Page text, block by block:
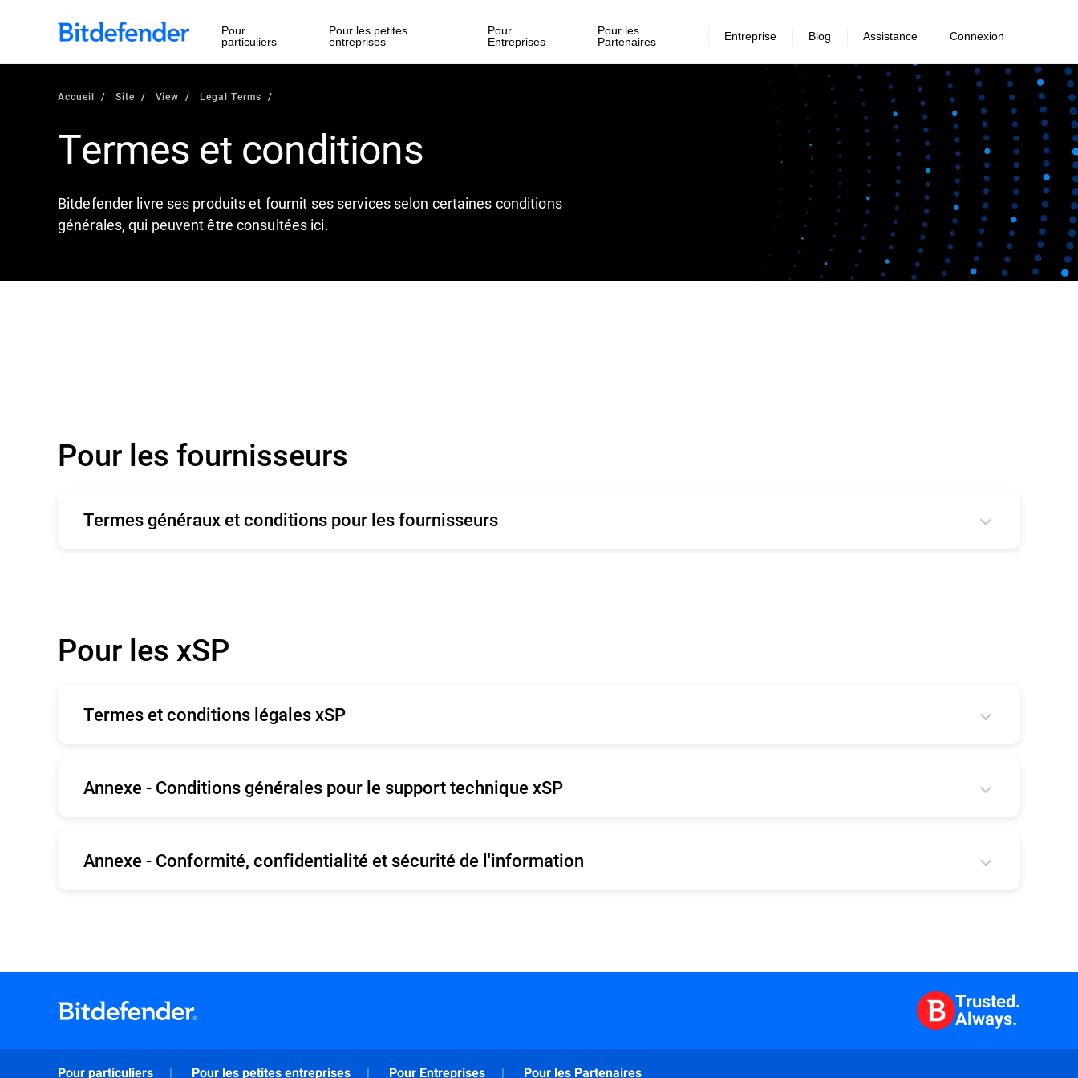
Pour
particuliers
Pour les petites
entreprises
Pour
Entreprises
Pour les
Partenaires
Entreprise Blog Assistance Connexion
Accueil Site View Legal Terms
Termes et conditions
Bitdefender livre ses produits et fournit ses services selon certaines conditions
générales, qui peuvent être consultées ici.
Pour les fournisseurs
Termes généraux et conditions pour les fournisseurs
Pour les xSP
Termes et conditions légales xSP
Annexe - Conditions générales pour le support technique xSP
Annexe - Conformité, confidentialité et sécurité de l'information
Trusted.
Always.
Pour particuliers Pour les petites entreprises Pour Entreprises Pour les Partenaires